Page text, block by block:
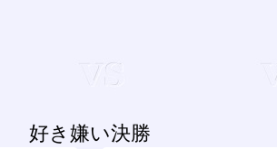
好き嫌い決勝